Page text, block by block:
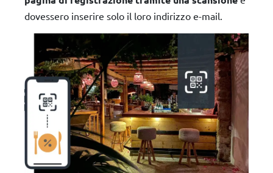
dovessero inserire solo il loro indirizzo e-mail.